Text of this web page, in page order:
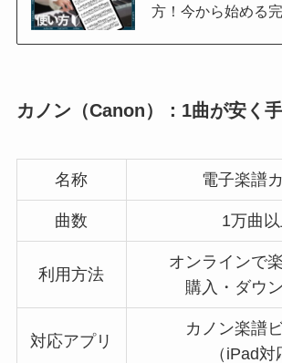
方！今から始める
カノン（Canon）：1曲が安く
名称 電子楽譜
曲数 1万曲
利用方法
オンラインで
購入・ダウ
対応アプリ
カノン楽譜
（iPad対